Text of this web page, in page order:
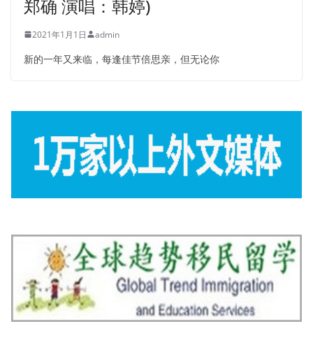
郑确 演唱：韩婷)
2021年1月1日 admin
新的一年又来临，每逢佳节倍思亲，但无论你